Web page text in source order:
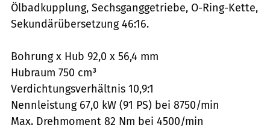
Ölbadkupplung, Sechsganggetriebe, O-Ring-Kette,
Sekundärübersetzung 46:16.
Bohrung x Hub 92,0 x 56,4 mm
Hubraum 750 cm³
Verdichtungsverhältnis 10,9:1
Nennleistung 67,0 kW (91 PS) bei 8750/min
Max. Drehmoment 82 Nm bei 4500/min